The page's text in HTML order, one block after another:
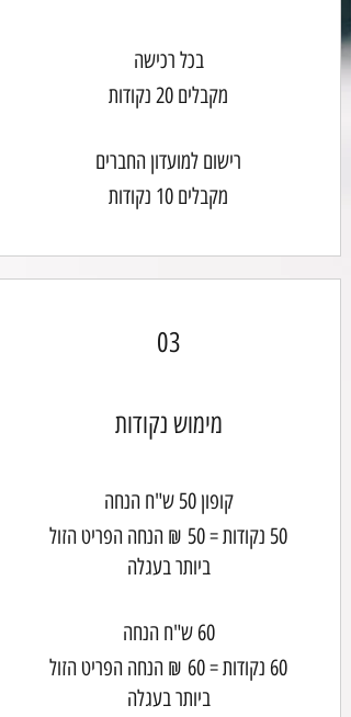
בכל רכישה
מקבלים 20 ‏נקודות
רישום למועדון החברים
מקבלים 10 ‏נקודות
03
מימוש נקודות
קופון 50 ש"ח הנחה
50 נקודות = ‏50 ‏₪ הנחה הפריט הזול
ביותר בעגלה
60 ש"ח הנחה
60 נקודות = ‏60 ‏₪ הנחה הפריט הזול
ביותר בעגלה